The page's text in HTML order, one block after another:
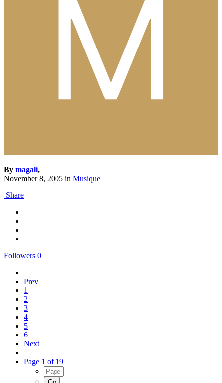
By magali,
November 8, 2005 in Musique
Share
Followers 0
Prev
1
2
3
4
5
6
Next
Page 1 of 19